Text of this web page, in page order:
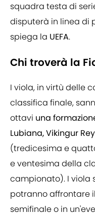
squadra testa di
disputerà in linea di
spiega la UEFA.
Chi troverà la
I viola, in virtù delle
classifica finale,
ottavi una
Lubiana, Vikingur
(tredicesima e
e ventesima della
campionato). I viola
potranno affrontare
semifinale o in